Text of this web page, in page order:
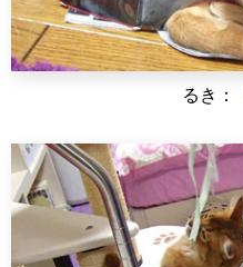
るき：